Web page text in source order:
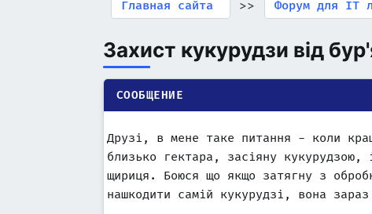
Главная сайта
>> Форум для IT
Захист кукурудзи від
СООБЩЕНИЕ
Друзі, в мене таке питання - коли
близько гектара, засіяну
щириця. Боюся що якщо затягну з
нашкодити самій кукурудзі, вона